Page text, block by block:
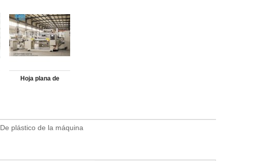
Hoja plana de
hoja
De plástico de la máquina